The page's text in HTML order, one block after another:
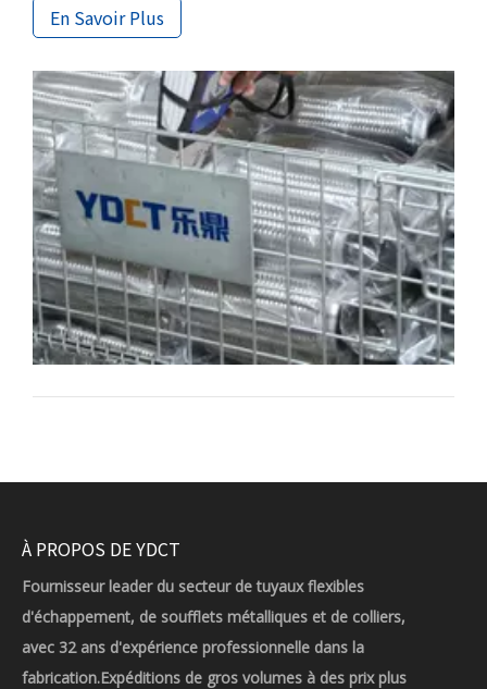
section avant aux véhicules longs à section
médiane, ces tailles standard garantissent la
stabilité de l'installation, l'absorption des
vibrations et des performances constantes pour la
maintenance et l'approvisionnement à grande
échelle.
En Savoir Plus
À PROPOS DE YDCT
Fournisseur leader du secteur de tuyaux flexibles
d'échappement, de soufflets métalliques et de colliers,
avec 32 ans d'expérience professionnelle dans la
fabrication.Expéditions de gros volumes à des prix plus